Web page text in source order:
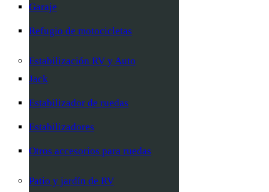
Garaje
Refugio de motocicletas
Estabilización RV y Auto
Jack
Estabilizador de ruedas
Estabilizadores
Otros accesorios para ruedas
Patio y jardín de RV